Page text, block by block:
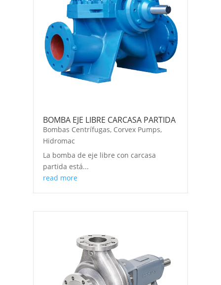
BOMBA EJE LIBRE CARCASA PARTIDA
Bombas Centrífugas, Corvex Pumps,
Hidromac
La bomba de eje libre con carcasa
partida está...
read more